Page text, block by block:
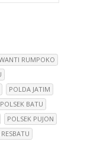
RUMPOKO
POLDA JATIM
POLSEK BATU
POLSEK PUJON